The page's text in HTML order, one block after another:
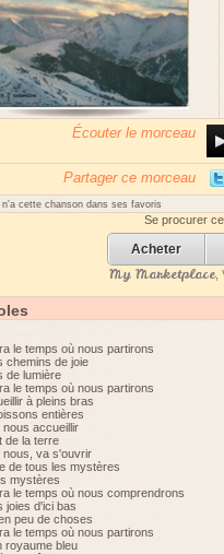
Écouter le morceau
Partager ce morceau
n'a cette chanson dans ses favoris
Se procurer
Acheter
My Marketplace,
le temps où nous partirons
chemins de joie
de lumière
le temps où nous partirons
à pleins bras
entières
nous accueillir
de la terre
nous, va s'ouvrir
de tous les mystères
mystères
le temps où nous comprendrons
joies d'ici bas
peu de choses
le temps où nous partirons
royaume bleu